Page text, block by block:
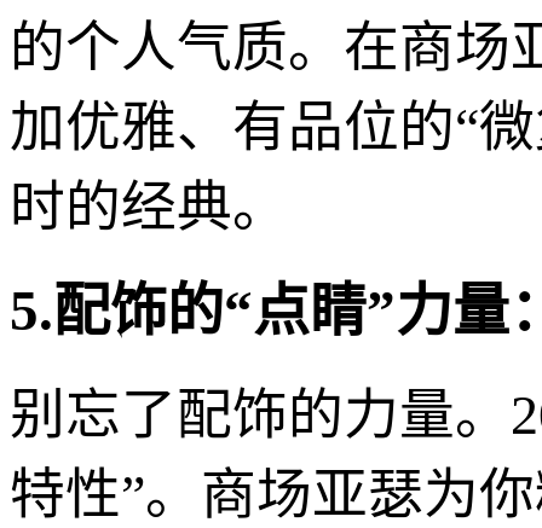
的个人气质。在商场
加优雅、有品位的“
时的经典。
5.配饰的“点睛”力量
别忘了配饰的力量。
特性”。商场亚瑟为